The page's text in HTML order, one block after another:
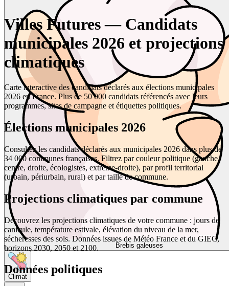
Brebis galeuses
Climat
Villes Futures — Candidats
municipales 2026 et projections
climatiques
Carte interactive des candidats déclarés aux élections municipales
2026 en France. Plus de 50 000 candidats référencés avec leurs
programmes, sites de campagne et étiquettes politiques.
Élections municipales 2026
Consultez les candidats déclarés aux municipales 2026 dans plus de
34 000 communes françaises. Filtrez par couleur politique (gauche,
centre, droite, écologistes, extrême-droite), par profil territorial
(urbain, périurbain, rural) et par taille de commune.
Projections climatiques par commune
Découvrez les projections climatiques de votre commune : jours de
canicule, température estivale, élévation du niveau de la mer,
sécheresses des sols. Données issues de Météo France et du GIEC,
horizons 2030, 2050 et 2100.
Données politiques